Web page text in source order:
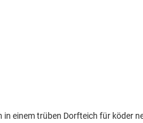
einem trüben Dorfteich für köder